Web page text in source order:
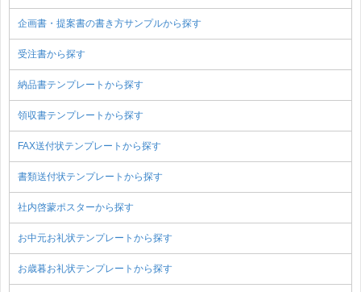
企画書・提案書の書き方サンプルから探す
受注書から探す
納品書テンプレートから探す
領収書テンプレートから探す
FAX送付状テンプレートから探す
書類送付状テンプレートから探す
社内啓蒙ポスターから探す
お中元お礼状テンプレートから探す
お歳暮お礼状テンプレートから探す